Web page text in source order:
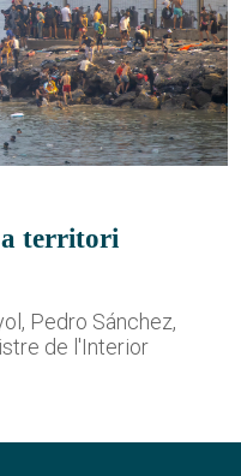
a territori
Pedro Sánchez,
de l'Interior